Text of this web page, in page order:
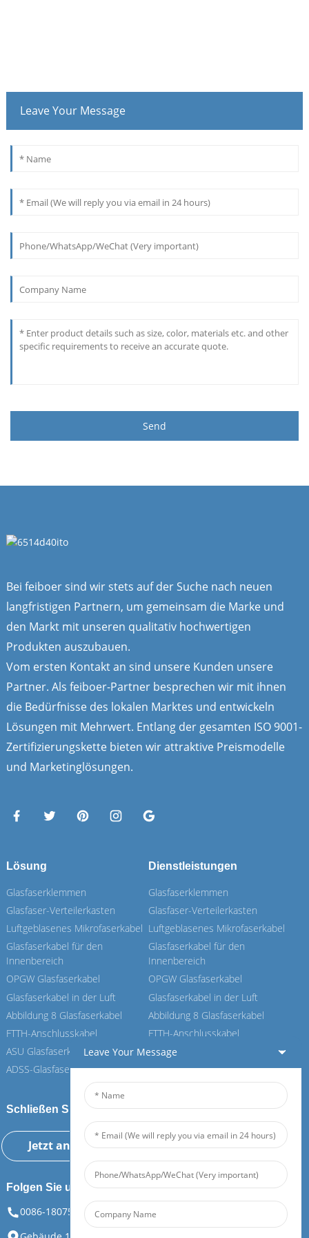
Leave Your Message
Send
Bei feiboer sind wir stets auf der Suche nach neuen
langfristigen Partnern, um gemeinsam die Marke und
den Markt mit unseren qualitativ hochwertigen
Produkten auszubauen.
Vom ersten Kontakt an sind unsere Kunden unsere
Partner. Als feiboer-Partner besprechen wir mit ihnen
die Bedürfnisse des lokalen Marktes und entwickeln
Lösungen mit Mehrwert. Entlang der gesamten ISO 9001-
Zertifizierungskette bieten wir attraktive Preismodelle
und Marketinglösungen.
Lösung
Glasfaserklemmen
Glasfaser-Verteilerkasten
Luftgeblasenes Mikrofaserkabel
Glasfaserkabel für den
Innenbereich
OPGW Glasfaserkabel
Glasfaserkabel in der Luft
Abbildung 8 Glasfaserkabel
FTTH-Anschlusskabel
ASU Glasfaserkabel
ADSS-Glasfaserkabel
Dienstleistungen
Glasfaserklemmen
Glasfaser-Verteilerkasten
Luftgeblasenes Mikrofaserkabel
Glasfaserkabel für den
Innenbereich
OPGW Glasfaserkabel
Glasfaserkabel in der Luft
Abbildung 8 Glasfaserkabel
FTTH-Anschlusskabel
ASU Glasfaserkabel
ADSS-Glasfaserkabel
Schließen Sie sich unserem Feiboer an
Jetzt anfragen
Folgen Sie uns
0086-18075108880
info@feiboer.com.cn
Leave Your Message